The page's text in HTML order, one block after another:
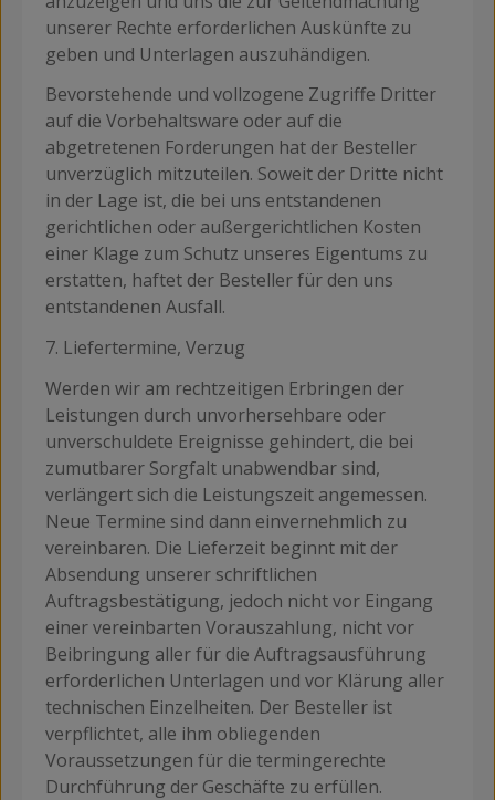
unserer Rechte erforderlichen Auskünfte zu
geben und Unterlagen auszuhändigen.
Bevorstehende und vollzogene Zugriffe Dritter
auf die Vorbehaltsware oder auf die
abgetretenen Forderungen hat der Besteller
unverzüglich mitzuteilen. Soweit der Dritte nicht
in der Lage ist, die bei uns entstandenen
gerichtlichen oder außergerichtlichen Kosten
einer Klage zum Schutz unseres Eigentums zu
erstatten, haftet der Besteller für den uns
entstandenen Ausfall.
7. Liefertermine, Verzug
Werden wir am rechtzeitigen Erbringen der
Leistungen durch unvorhersehbare oder
unverschuldete Ereignisse gehindert, die bei
zumutbarer Sorgfalt unabwendbar sind,
verlängert sich die Leistungszeit angemessen.
Neue Termine sind dann einvernehmlich zu
vereinbaren. Die Lieferzeit beginnt mit der
Absendung unserer schriftlichen
Auftragsbestätigung, jedoch nicht vor Eingang
einer vereinbarten Vorauszahlung, nicht vor
Beibringung aller für die Auftragsausführung
erforderlichen Unterlagen und vor Klärung aller
technischen Einzelheiten. Der Besteller ist
verpflichtet, alle ihm obliegenden
Voraussetzungen für die termingerechte
Durchführung der Geschäfte zu erfüllen.